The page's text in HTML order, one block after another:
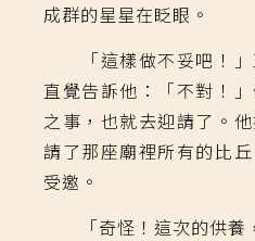
成群的星星在眨眼。
「這樣做不妥吧！」
直覺告訴他：「不對！
之事，也就去迎請了。
請了那座廟裡所有的比
受邀。
「奇怪！這次的供養